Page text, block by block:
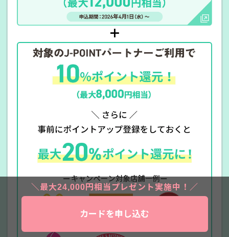
＼最大24,000円相当プレゼント実施中！／
カードを申し込む
＋